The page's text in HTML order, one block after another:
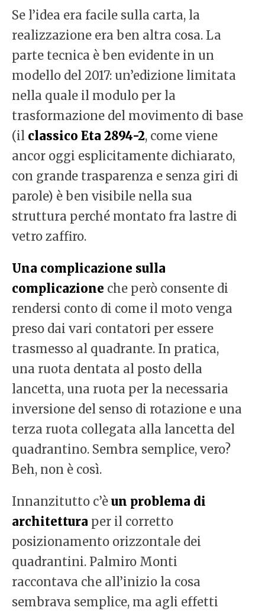
Se l’idea era facile sulla carta, la
realizzazione era ben altra cosa. La
parte tecnica è ben evidente in un
modello del 2017: un’edizione limitata
nella quale il modulo per la
trasformazione del movimento di base
(il classico Eta 2894-2, come viene
ancor oggi esplicitamente dichiarato,
con grande trasparenza e senza giri di
parole) è ben visibile nella sua
struttura perché montato fra lastre di
vetro zaffiro.
Una complicazione sulla
complicazione che però consente di
rendersi conto di come il moto venga
preso dai vari contatori per essere
trasmesso al quadrante. In pratica,
una ruota dentata al posto della
lancetta, una ruota per la necessaria
inversione del senso di rotazione e una
terza ruota collegata alla lancetta del
quadrantino. Sembra semplice, vero?
Beh, non è così.
Innanzitutto c’è un problema di
architettura per il corretto
posizionamento orizzontale dei
quadrantini. Palmiro Monti
raccontava che all’inizio la cosa
sembrava semplice, ma agli effetti